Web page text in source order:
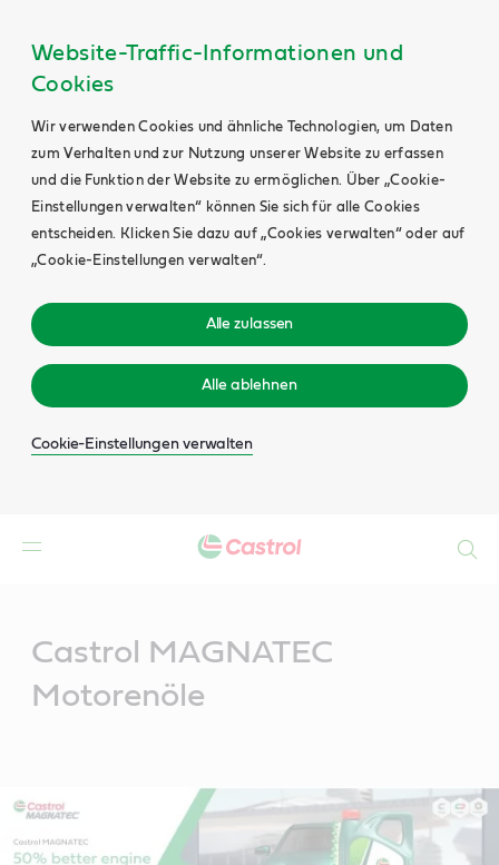
Website-Traffic-Informationen und
Cookies
Wir verwenden Cookies und ähnliche Technologien, um Daten
zum Verhalten und zur Nutzung unserer Website zu erfassen
und die Funktion der Website zu ermöglichen. Über „Cookie-
Einstellungen verwalten“ können Sie sich für alle Cookies
entscheiden. Klicken Sie dazu auf „Cookies verwalten“ oder auf
„Cookie-Einstellungen verwalten“.
Alle zulassen
Alle ablehnen
Cookie-Einstellungen verwalten
Castrol MAGNATEC
Motorenöle